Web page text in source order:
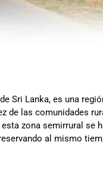
Sri Lanka, es una
de las comunidades
zona semirrural se
al mismo